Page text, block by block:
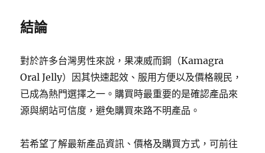
結論
對於許多台灣男性來說，果凍威而鋼（Kamagra
Oral Jelly）因其快速起效、服用方便以及價格親民，
已成為熱門選擇之一。購買時最重要的是確認產品來
源與網站可信度，避免購買來路不明產品。
若希望了解最新產品資訊、價格及購買方式，可前往